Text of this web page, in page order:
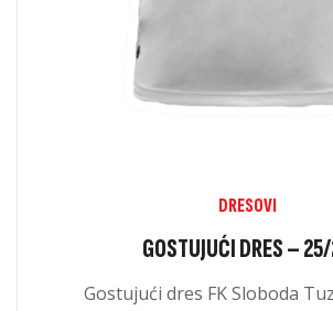
DRESOVI
GOSTUJUĆI DRES –
Gostujući dres FK Sloboda